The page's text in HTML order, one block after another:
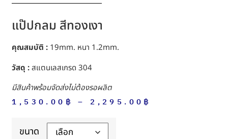
แป๊ปกลม สีทองเงา
คุณสมบัติ : 19mm. หนา 1.2mm.
วัสดุ :สแตนเลสเกรด 304
มีสินค้าพร้อมจัดส่งไม่ต้องรอผลิต
1,530.00 ฿ – 2,295.00 ฿
ขนาด